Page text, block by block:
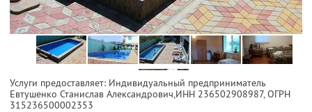
Услуги предоставляет: Индивидуальный предприниматель
Евтушенко Станислав Александрович,ИНН 236502908987, ОГРН
315236500002353